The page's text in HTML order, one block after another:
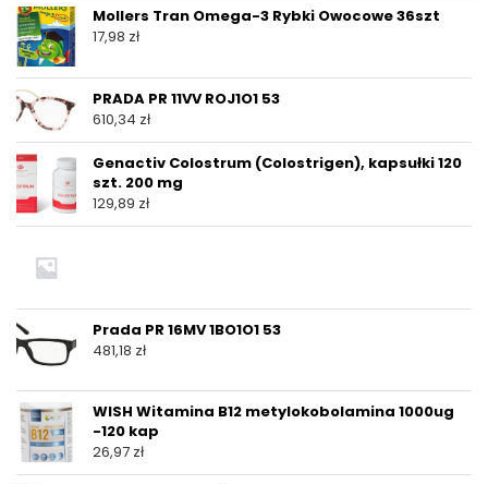
Mollers Tran Omega-3 Rybki Owocowe 36szt
17,98 zł
PRADA PR 11VV ROJ1O1 53
610,34 zł
Genactiv Colostrum (Colostrigen), kapsułki 120
szt. 200 mg
129,89 zł
Prada PR 16MV 1BO1O1 53
481,18 zł
WISH Witamina B12 metylokobolamina 1000ug
-120 kap
26,97 zł